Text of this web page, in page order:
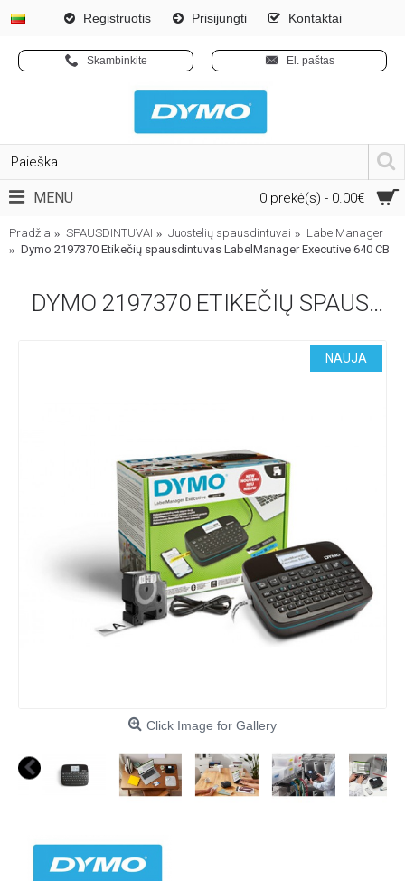
Registruotis Prisijungti Kontaktai
Skambinkite El. paštas
0 prekė(s) - 0.00€
MENU
Pradžia SPAUSDINTUVAI Juostelių spausdintuvai
LabelManager
Dymo 2197370 Etikečių spausdintuvas LabelManager Executive 640 CB
DYMO 2197370 ETIKEČIŲ SPAUSDINTUVAS LABELMANAGER EXECUTIVE 640 CB
NAUJA
Click Image for Gallery